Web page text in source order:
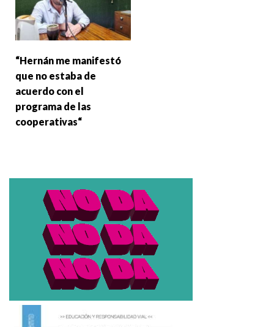
“Hernán me manifestó
que no estaba de
acuerdo con el
programa de las
cooperativas“